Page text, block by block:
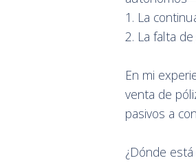
1. La
2. La falta
En mi
venta de
pasivos a
¿Dónde